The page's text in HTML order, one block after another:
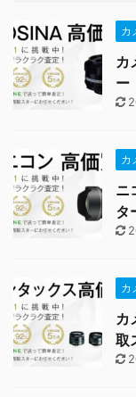
カ
カ
ー
カ
ニ
タ
カ
カ
取